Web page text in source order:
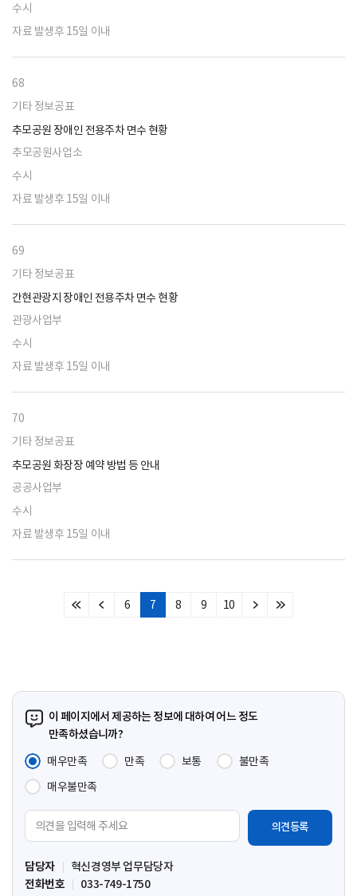
수시
자료 발생후 15일 이내
68
기타 정보공표
추모공원 장애인 전용주차 면수 현황
추모공원사업소
수시
자료 발생후 15일 이내
69
기타 정보공표
간현관광지 장애인 전용주차 면수 현황
관광사업부
수시
자료 발생후 15일 이내
70
기타 정보공표
추모공원 화장장 예약 방법 등 안내
공공사업부
수시
자료 발생후 15일 이내
처
이
6 7 8 9 10
다
마
이 페이지에서 제공하는 정보에 대하여 어느 정도
만족하셨습니까?
매우만족
만족 보통
불만족
매우불만족
견
입
력
담당자
혁신경영부 업무담당자
전화번호
033-749-1750